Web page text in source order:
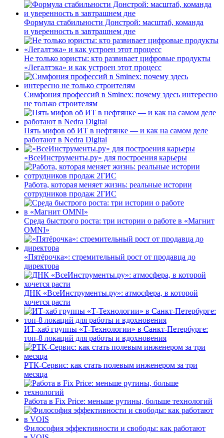
Формула стабильности Донстрой: масштаб, команда
и уверенность в завтрашнем дне
Не только юристы: кто развивает цифровые продукты
«Легалтэка» и как устроен этот процесс
Симфония профессий в Sminex: почему здесь интересно
не только строителям
Пять мифов об ИТ в нефтянке — и как на самом деле
работают в Nedra Digital
«ВсеИнструменты.ру» для построения карьеры
Работа, которая меняет жизнь: реальные истории
сотрудников продаж 2ГИС
Среда быстрого роста: три истории о работе в «Магнит
OMNI»
«Пятёрочка»: стремительный рост от продавца до
директора
ДНК «ВсеИнструменты.ру»: атмосфера, в которой
хочется расти
ИТ-хаб группы «Т-Технологии» в Санкт-Петербурге:
топ-8 локаций для работы и вдохновения
РТК-Сервис: как стать полевым инженером за три
месяца
Работа в Fix Price: меньше рутины, больше технологий
Философия эффективности и свободы: как работают